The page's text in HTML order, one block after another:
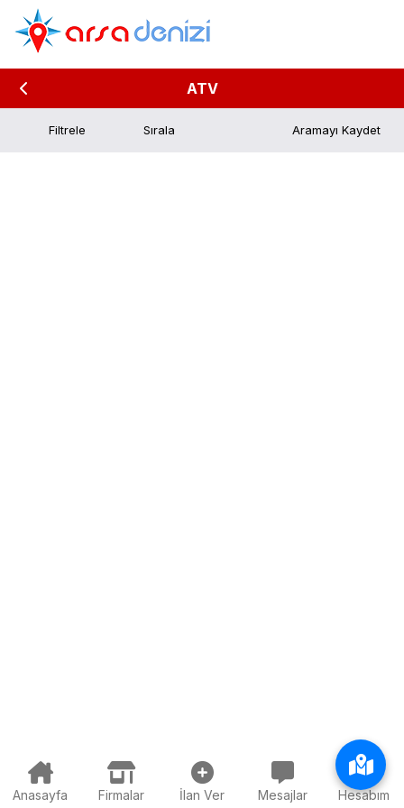
ATV
Filtrele Aramayı Kaydet
Anasayfa Firmalar İlan Ver Mesajlar Hesabım